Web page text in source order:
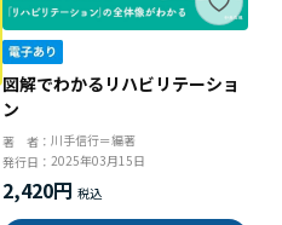
図解でわかるリハビリテーショ
ン
著 者： 川手信行＝編著
発行日： 2025年03月15日
2,420円